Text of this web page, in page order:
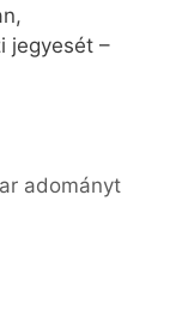
jegyesét –
adományt